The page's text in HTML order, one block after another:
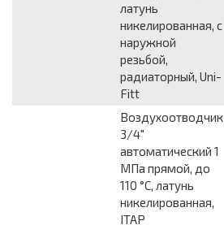
латунь
никелированная, с
наружной
резьбой,
радиаторный, Uni-
Fitt
Воздухоотводчик
3/4"
автоматический 1
МПа прямой, до
110 °C, латунь
никелированная,
ITAP